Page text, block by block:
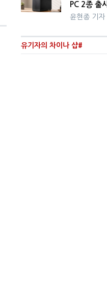
PC 2종 출시
윤현종 기자
유기자의 차이나 샵#